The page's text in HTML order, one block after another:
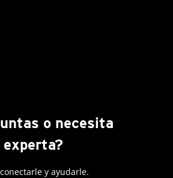
o necesita
y ayudarle.